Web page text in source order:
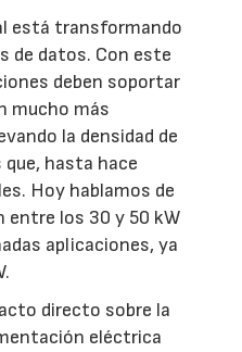
está transformando
de datos. Con este
deben soportar
mucho más
la densidad de
hasta hace
Hoy hablamos de
entre los 30 y 50 kW
aplicaciones, ya
directo sobre la
eléctrica